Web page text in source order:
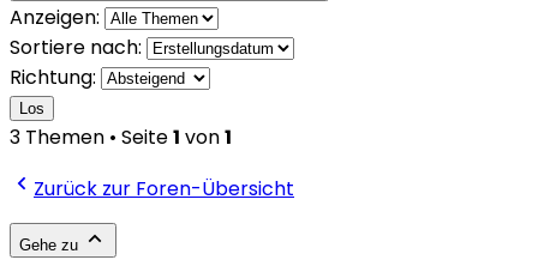
Anzeigen:
Sortiere nach:
Richtung:
Los
3 Themen • Seite1 von1
Zurück zur Foren-Übersicht
Gehe zu